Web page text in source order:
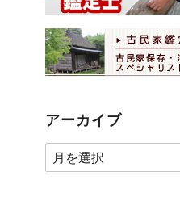
アーカイブ
ア
ー